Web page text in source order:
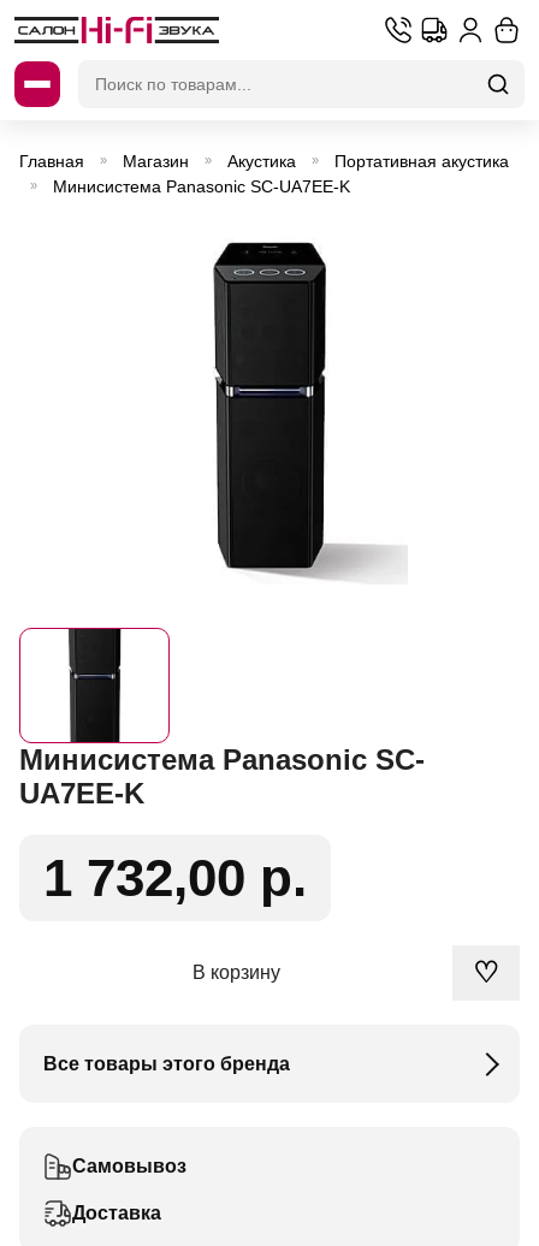
Главная » Магазин » Акустика » Портативная акустика
» Минисистема Panasonic SC-UA7EE-K
Минисистема Panasonic SC-
UA7EE-K
1 732,00 р.
В корзину ♡
Все товары этого бренда
Самовывоз
Доставка